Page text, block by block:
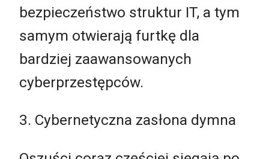
bezpieczeństwo struktur IT, a tym
samym otwierają furtkę dla
bardziej zaawansowanych
cyberprzestępców.
3. Cybernetyczna zasłona dymna